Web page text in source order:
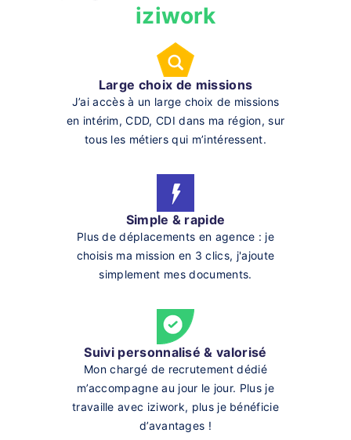
iziwork
Large choix de missions
J’ai accès à un large choix de missions
en intérim, CDD, CDI dans ma région, sur
tous les métiers qui m’intéressent.
Simple & rapide
Plus de déplacements en agence : je
choisis ma mission en 3 clics, j'ajoute
simplement mes documents.
Suivi personnalisé & valorisé
Mon chargé de recrutement dédié
m’accompagne au jour le jour. Plus je
travaille avec iziwork, plus je bénéficie
d’avantages !